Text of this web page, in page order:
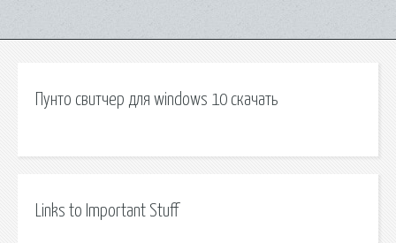
Пунто свитчер для windows 10 скачать
Links to Important Stuff